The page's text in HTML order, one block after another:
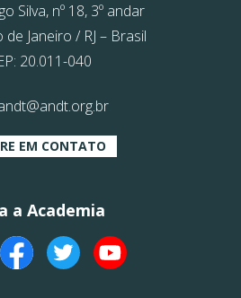
Silva, nº 18, 3º andar
de Janeiro / RJ – Brasil
20.011-040
EM CONTATO
a Academia